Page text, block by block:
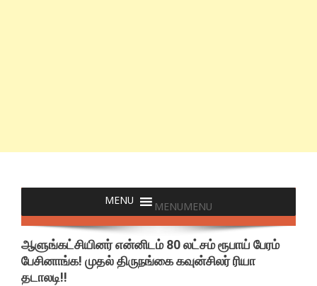
MENUMENU
ஆளுங்கட்சியினர் என்னிடம் 80 லட்சம் ரூபாய் பேரம்
பேசினாங்க! முதல் திருநங்கை கவுன்சிலர் ரியா
தடாலடி!!